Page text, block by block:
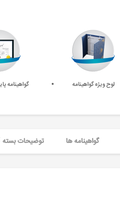
لوح ویژه گواهینامه گواهینامه
گواهینامه ها توضیحات بسته